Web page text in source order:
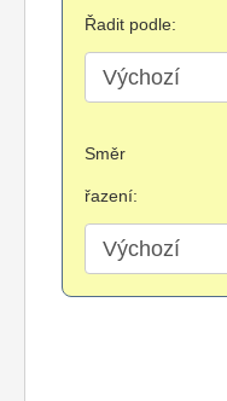
Řadit podle:
Směr
řazení: